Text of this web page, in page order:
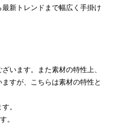
新トレンドまで幅広く手掛け
います。また素材の特性上、
すが、こちらは素材の特性と
。
。